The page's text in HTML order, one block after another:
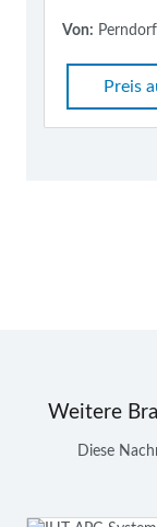
Von:
Preis
Weitere
Diese